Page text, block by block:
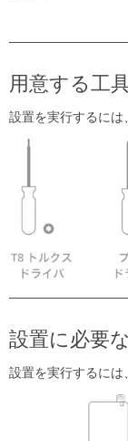
用意する工
設置を実行するには
設置に必要
設置を実行するには